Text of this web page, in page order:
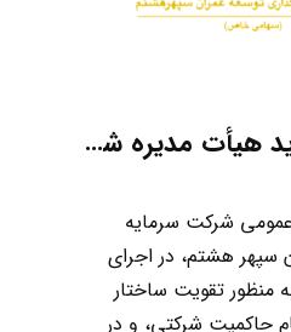
اعلام ترکیب جدید هیأت مدیره شرکت سرمایه گذاری توسعه عمران سپهر هشتم
شرکت سرمایه
سپهر هشتم، در اجرای
منظور تقویت ساختار
حاکمیت شرکتی، و در